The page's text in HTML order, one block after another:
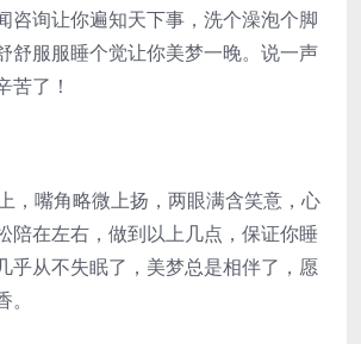
咨询让你遍知天下事，洗个澡泡个脚
舒服服睡个觉让你美梦一晚。说一声
苦了！
，嘴角略微上扬，两眼满含笑意，心
陪在左右，做到以上几点，保证你睡
乎从不失眠了，美梦总是相伴了，愿